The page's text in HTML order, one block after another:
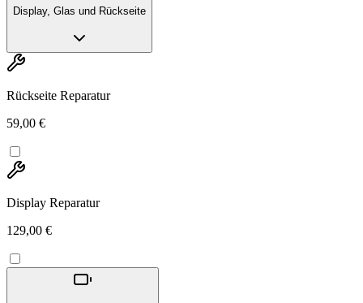
Display, Glas und Rückseite
Rückseite Reparatur
59,00 €
Display Reparatur
129,00 €